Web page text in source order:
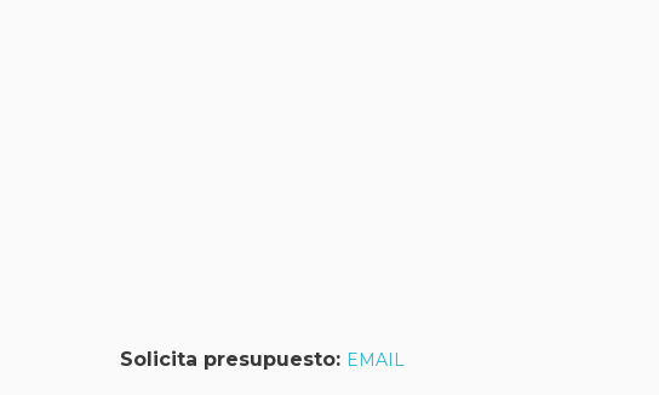
Solicita presupuesto: EMAIL